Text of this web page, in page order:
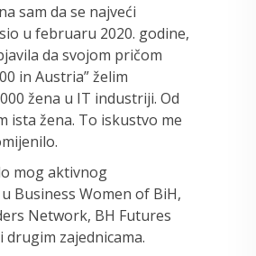
sam da se najveći
u februaru 2020. godine,
da svojom pričom
in Austria” želim
žena u IT industriji. Od
ista žena. To iskustvo me
mog aktivnog
Business Women of BiH,
Network, BH Futures
drugim zajednicama.